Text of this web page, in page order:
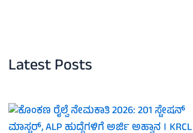
Latest Posts